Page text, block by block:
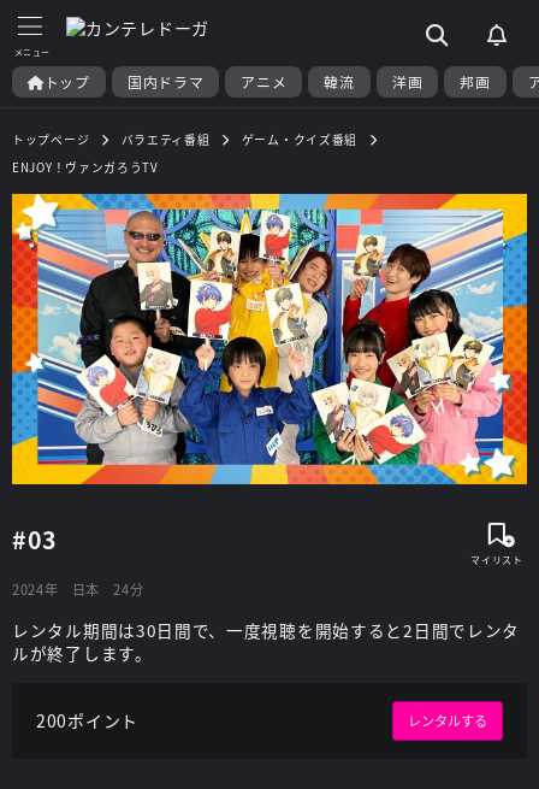
トップ 国内ドラマ アニメ 韓流 洋画 邦画
トップページ バラエティ番組
ゲーム・クイズ番組
ENJOY！ヴァンガろうTV
#03
2024年 日本 24分
レンタル期間は30日間で、一度視聴を開始すると2日間でレンタ
ルが終了します。
200ポイント レンタルする